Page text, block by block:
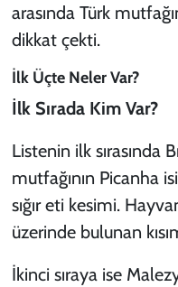
arasında Türk
dikkat çekti.
İlk Üçte Neler Var?
İlk Sırada Kim Var?
Listenin ilk sırasında
mutfağının Picanha
sığır eti kesimi.
üzerinde bulunan
İkinci sıraya ise